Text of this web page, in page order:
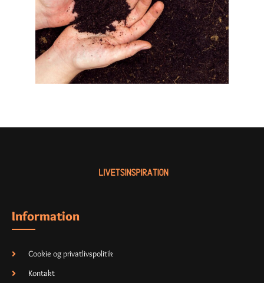
Information
Cookie og privatlivspolitik
Kontakt